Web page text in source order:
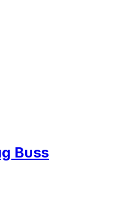
Buss